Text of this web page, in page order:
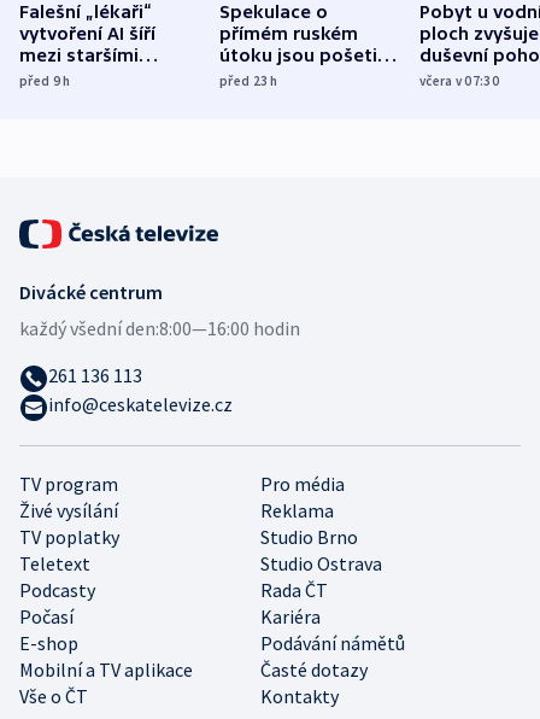
Falešní „lékaři“
vytvoření AI šíří
mezi staršími
Poláky nebezpečné
před 9h
Spekulace o
přímém ruském
útoku jsou pošetilé,
míní estonský
před 23h
Pobyt u
ploch zvyšuje
duševní
ukázala
včera v 07:30
TV program
Pro média
Živé vysílání
Reklama
TV poplatky
Studio Brno
Teletext
Studio Ostrava
Podcasty
Rada ČT
Počasí
Kariéra
E-shop
Podávání námětů
Mobilní a TV aplikace
Časté dotazy
Vše o ČT
Kontakty
Divácké centrum
každý všední den:8:00—16:00 hodin
261 136 113
info@ceskatelevize.cz